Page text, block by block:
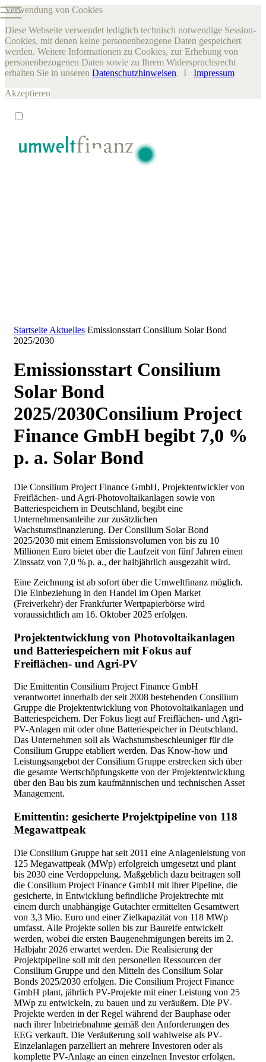
Verwendung von Cookies
Diese Webseite verwendet lediglich technisch notwendige Session-
Cookies, mit denen keine personenbezogene Daten gespeichert
werden. Weitere Informationen zu Cookies, zur Erhebung von
personenbezogenen Daten sowie zu Ihrem Widerspruchsrecht
erhalten Sie in unseren Datenschutzhinweisen. I Impressum
Akzeptieren
Startseite Aktuelles Emissionsstart Consilium Solar Bond
2025/2030
Emissionsstart Consilium
Solar Bond
2025/2030Consilium Project
Finance GmbH begibt 7,0 %
p. a. Solar Bond
Die Consilium Project Finance GmbH, Projektentwickler von
Freiflächen- und Agri-Photovoltaikanlagen sowie von
Batteriespeichern in Deutschland, begibt eine
Unternehmensanleihe zur zusätzlichen
Wachstumsfinanzierung. Der Consilium Solar Bond
2025/2030 mit einem Emissionsvolumen von bis zu 10
Millionen Euro bietet über die Laufzeit von fünf Jahren einen
Zinssatz von 7,0 % p. a., der halbjährlich ausgezahlt wird.
Eine Zeichnung ist ab sofort über die Umweltfinanz möglich.
Die Einbeziehung in den Handel im Open Market
(Freiverkehr) der Frankfurter Wertpapierbörse wird
voraussichtlich am 16. Oktober 2025 erfolgen.
Projektentwicklung von Photovoltaikanlagen
und Batteriespeichern mit Fokus auf
Freiflächen- und Agri-PV
Die Emittentin Consilium Project Finance GmbH
verantwortet innerhalb der seit 2008 bestehenden Consilium
Gruppe die Projektentwicklung von Photovoltaikanlagen und
Batteriespeichern. Der Fokus liegt auf Freiflächen- und Agri-
PV-Anlagen mit oder ohne Batteriespeicher in Deutschland.
Das Unternehmen soll als Wachstumsbeschleuniger für die
Consilium Gruppe etabliert werden. Das Know-how und
Leistungsangebot der Consilium Gruppe erstrecken sich über
die gesamte Wertschöpfungskette von der Projektentwicklung
über den Bau bis zum kaufmännischen und technischen Asset
Management.
Emittentin: gesicherte Projektpipeline von 118
Megawattpeak
Die Consilium Gruppe hat seit 2011 eine Anlagenleistung von
125 Megawattpeak (MWp) erfolgreich umgesetzt und plant
bis 2030 eine Verdoppelung. Maßgeblich dazu beitragen soll
die Consilium Project Finance GmbH mit ihrer Pipeline, die
gesicherte, in Entwicklung befindliche Projektrechte mit
einem durch unabhängige Gutachter ermittelten Gesamtwert
von 3,3 Mio. Euro und einer Zielkapazität von 118 MWp
umfasst. Alle Projekte sollen bis zur Baureife entwickelt
werden, wobei die ersten Baugenehmigungen bereits im 2.
Halbjahr 2026 erwartet werden. Die Realisierung der
Projektpipeline soll mit den personellen Ressourcen der
Consilium Gruppe und den Mitteln des Consilium Solar
Bonds 2025/2030 erfolgen. Die Consilium Project Finance
GmbH plant, jährlich PV-Projekte mit einer Leistung von 25
MWp zu entwickeln, zu bauen und zu veräußern. Die PV-
Projekte werden in der Regel während der Bauphase oder
nach ihrer Inbetriebnahme gemäß den Anforderungen des
EEG verkauft. Die Veräußerung soll wahlweise als PV-
Einzelanlagen parzelliert an mehrere Investoren oder als
komplette PV-Anlage an einen einzelnen Investor erfolgen.